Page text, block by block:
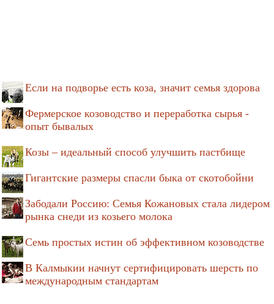
Если на подворье есть коза, значит семья здорова
Фермерское козоводство и переработка сырья -
опыт бывалых
Козы – идеальный способ улучшить пастбище
Гигантские размеры спасли быка от скотобойни
Забодали Россию: Семья Кожановых стала лидером
рынка снеди из козьего молока
Семь простых истин об эффективном козоводстве
В Калмыкии начнут сертифицировать шерсть по
международным стандартам